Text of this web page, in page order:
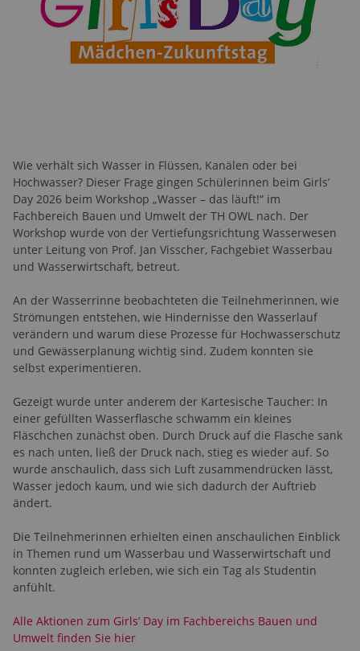
Wie verhält sich Wasser in Flüssen, Kanälen oder bei
Hochwasser? Dieser Frage gingen Schülerinnen beim Girls’
Day 2026 beim Workshop „Wasser – das läuft!“ im
Fachbereich Bauen und Umwelt der TH OWL nach. Der
Workshop wurde von der Vertiefungsrichtung Wasserwesen
unter Leitung von Prof. Jan Visscher, Fachgebiet Wasserbau
und Wasserwirtschaft, betreut.
An der Wasserrinne beobachteten die Teilnehmerinnen, wie
Strömungen entstehen, wie Hindernisse den Wasserlauf
verändern und warum diese Prozesse für Hochwasserschutz
und Gewässerplanung wichtig sind. Zudem konnten sie
selbst experimentieren.
Gezeigt wurde unter anderem der Kartesische Taucher: In
einer gefüllten Wasserflasche schwamm ein kleines
Fläschchen zunächst oben. Durch Druck auf die Flasche sank
es nach unten, ließ der Druck nach, stieg es wieder auf. So
wurde anschaulich, dass sich Luft zusammendrücken lässt,
Wasser jedoch kaum, und wie sich dadurch der Auftrieb
ändert.
Die Teilnehmerinnen erhielten einen anschaulichen Einblick
in Themen rund um Wasserbau und Wasserwirtschaft und
konnten zugleich erleben, wie sich ein Tag als Studentin
anfühlt.
Alle Aktionen zum Girls’ Day im Fachbereichs Bauen und
Umwelt finden Sie hier